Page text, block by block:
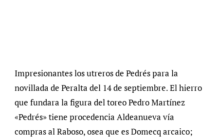
Impresionantes los utreros de Pedrés para la
novillada de Peralta del 14 de septiembre. El hierro
que fundara la figura del toreo Pedro Martínez
«Pedrés» tiene procedencia Aldeanueva vía
compras al Raboso, osea que es Domecq arcaico;